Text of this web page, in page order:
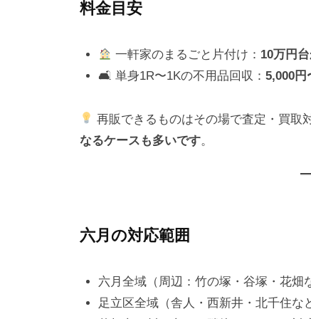
料金目安
一軒家のまるごと片付け： 10万円
🛋 単身1R〜1Kの不用品回収： 5,000円
再販できるものはその場で査定・買取
なるケースも多いです。
六月の対応範囲
六月全域（周辺：竹の塚・谷塚・花畑
足立区全域（舎人・西新井・北千住な